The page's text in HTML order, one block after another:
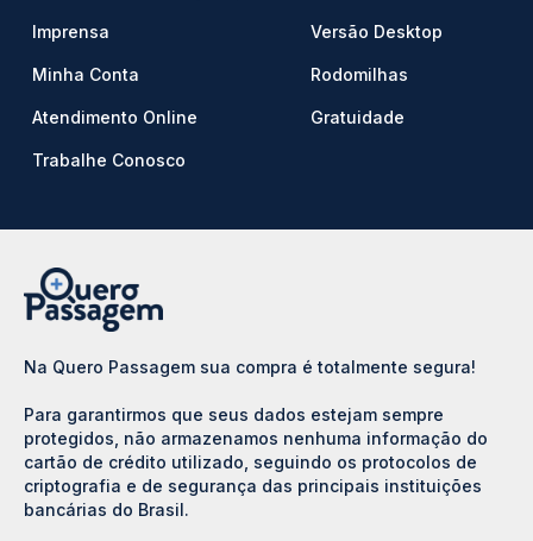
Imprensa
Minha Conta
Atendimento Online
Trabalhe Conosco
Versão Desktop
Rodomilhas
Gratuidade
Na Quero Passagem sua compra é totalmente segura!
Para garantirmos que seus dados estejam sempre
protegidos, não armazenamos nenhuma informação do
cartão de crédito utilizado, seguindo os protocolos de
criptografia e de segurança das principais instituições
bancárias do Brasil.